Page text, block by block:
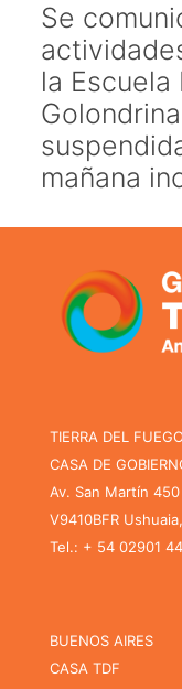
Se
la Escuela
mañana
TIERRA DEL FUEGO
CASA DE
Av. San Martín
V9410BFR
Tel.: + 54 02901
BUENOS AIRES
CASA TDF